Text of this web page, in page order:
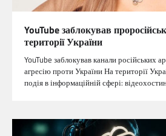
YouTube заблокував
території України
YouTube заблокував канали російських
агресію проти України На території
подія в інформаційній сфері: